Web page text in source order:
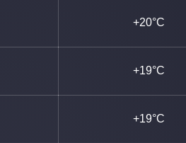
+20°C
+19°C
+19°C